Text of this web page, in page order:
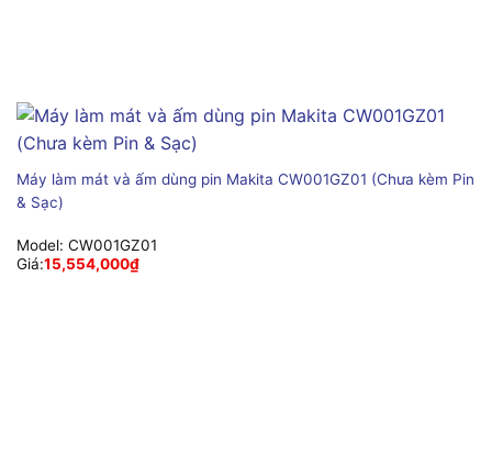
Máy làm mát và ấm dùng pin Makita CW001GZ01 (Chưa kèm Pin
& Sạc)
Model: CW001GZ01
Giá:15,554,000₫